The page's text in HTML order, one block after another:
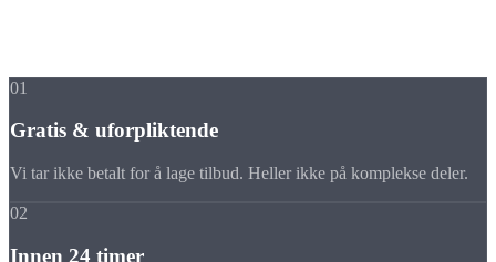
01
Gratis & uforpliktende
Vi tar ikke betalt for å lage tilbud. Heller ikke på komplekse deler.
02
Innen 24 timer